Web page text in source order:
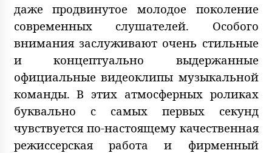
даже продвинутое молодое поколение
современных слушателей. Особого
внимания заслуживают очень стильные
и концептуально выдержанные
официальные видеоклипы музыкальной
команды. В этих атмосферных роликах
буквально с самых первых секунд
чувствуется по-настоящему качественная
режиссерская работа и фирменный